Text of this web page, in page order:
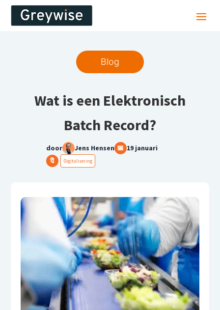
Blog
Wat is een Elektronisch
Batch Record?
door Jens Hensen 📅 19 januari
🔖
Digitalisering